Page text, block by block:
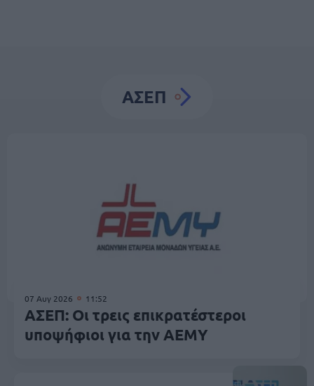
ΑΣΕΠ
07 Αυγ 2026 11:52
ΑΣΕΠ: Οι τρεις επικρατέστεροι
υποψήφιοι για την ΑΕΜΥ